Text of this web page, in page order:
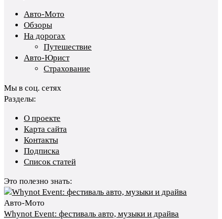
Авто-Мото
Обзоры
На дорогах
Путешествие
Авто-Юрист
Страхование
Мы в соц. сетях
Разделы:
О проекте
Карта сайта
Контакты
Подписка
Список статей
Это полезно знать:
Авто-Мото
Whynot Event: фестиваль авто, музыки и драйва